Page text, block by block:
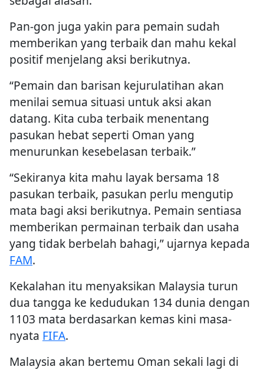
Pan-gon juga yakin para pemain sudah
memberikan yang terbaik dan mahu kekal
positif menjelang aksi berikutnya.
“Pemain dan barisan kejurulatihan akan
menilai semua situasi untuk aksi akan
datang. Kita cuba terbaik menentang
pasukan hebat seperti Oman yang
menurunkan kesebelasan terbaik.”
“Sekiranya kita mahu layak bersama 18
pasukan terbaik, pasukan perlu mengutip
mata bagi aksi berikutnya. Pemain sentiasa
memberikan permainan terbaik dan usaha
yang tidak berbelah bahagi,” ujarnya kepada
FAM.
Kekalahan itu menyaksikan Malaysia turun
dua tangga ke kedudukan 134 dunia dengan
1103 mata berdasarkan kemas kini masa-
nyata FIFA.
Malaysia akan bertemu Oman sekali lagi di